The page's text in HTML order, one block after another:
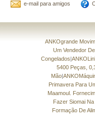
e-mail para amigos
ANKOgrande
Um Vendedor
Congelados|
5400 Peças,
Mão|
Primavera Para
Maamoul.
Fazer Siomai
Formação De